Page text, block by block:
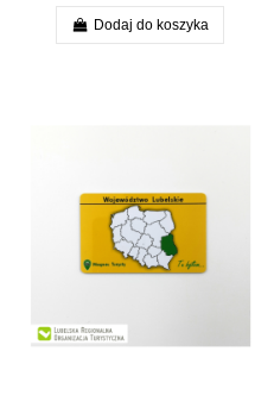
Dodaj do koszyka